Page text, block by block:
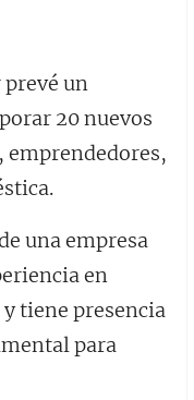
un
20 nuevos
emprendedores,
una empresa
en
tiene presencia
para